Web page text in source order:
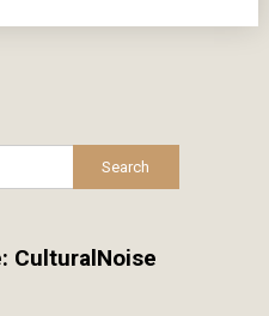
CulturalNoise